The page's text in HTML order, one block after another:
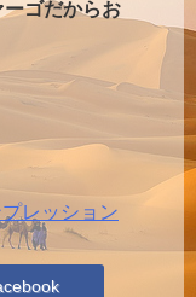
ゴだからお
レッション